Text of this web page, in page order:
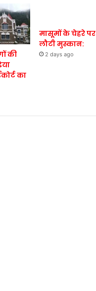
की
का
मासूमों के चेहरे पर
लौटी मुस्कान:
2 days ago